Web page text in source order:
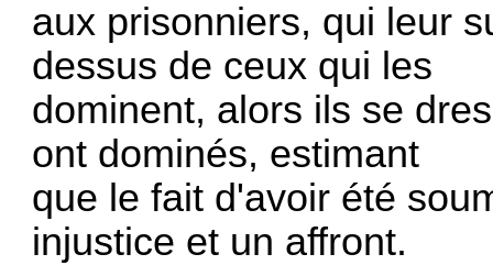
aux prisonniers, qui leur
dessus de ceux qui les
dominent, alors ils se
ont dominés, estimant
que le fait d'avoir été
injustice et un affront.